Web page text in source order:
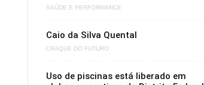
SAÚDE E PERFORMANCE
Caio da Silva Quental
CRAQUE DO FUTURO
Uso de piscinas está liberado em